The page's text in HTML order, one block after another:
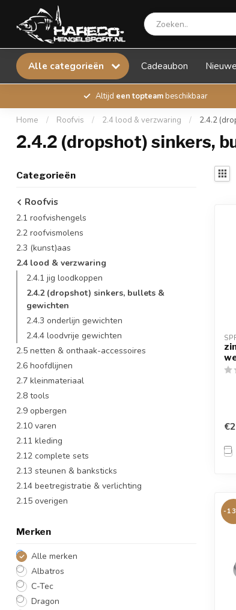
Alle categorieën Cadeaubon
Altijd een topteambeschikbaar
Home / Roofvis / 2.4 lood & verzwaring / 2.4.2
2.4.2 (dropshot) sinkers,
Categorieën
Roofvis
2.1 roofvishengels
2.2 roofvismolens
2.3 (kunst)aas
2.4 lood & verzwaring
2.4.1 jig loodkoppen
2.4.2 (dropshot) sinkers, bullets &
gewichten
2.4.3 onderlijn gewichten
2.4.4 loodvrije gewichten
2.5 netten & onthaak-accessoires
2.6 hoofdlijnen
2.7 kleinmateriaal
2.8 tools
2.9 opbergen
2.10 varen
2.11 kleding
2.12 complete sets
2.13 steunen & banksticks
2.14 beetregistratie & verlichting
2.15 overigen
Merken
Alle merken
Albatros
C-Tec
Dragon
-